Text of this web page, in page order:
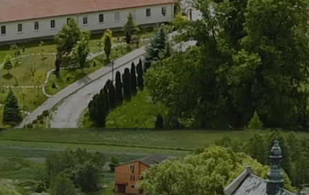
O nas
Aktualności
Rekrutacja
Fundacja
Konkurs organowy